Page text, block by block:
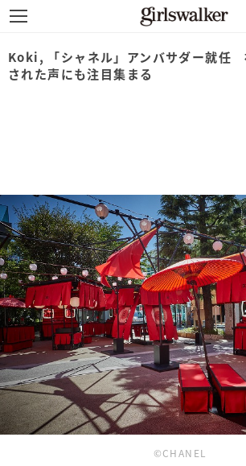
Koki, 「シャネル」アンバサダー就任
された声にも注目集まる
©CHANEL